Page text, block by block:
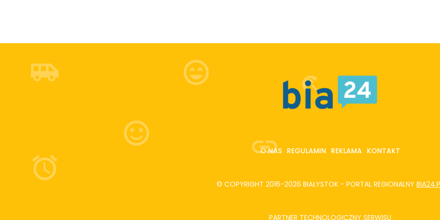
O NAS REGULAMIN REKLAMA KONTAKT
© COPYRIGHT 2016-2026 BIAŁYSTOK - PORTAL REGIONALNY
PARTNER TECHNOLOGICZNY SERWISU